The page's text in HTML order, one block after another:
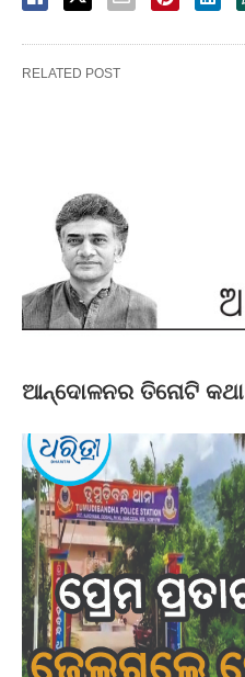
RELATED POST
ଆନ୍ଦୋଳନର ତିନୋଟି କଥା